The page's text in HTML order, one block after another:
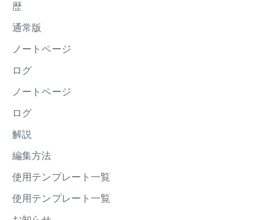
歴
通常版
ノートページ
ログ
ノートページ
ログ
解説
編集方法
使用テンプレート一覧
使用テンプレート一覧